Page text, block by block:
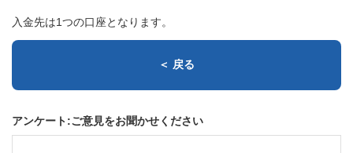
入金先は1つの口座となります。
＜ 戻る
アンケート:ご意見をお聞かせください